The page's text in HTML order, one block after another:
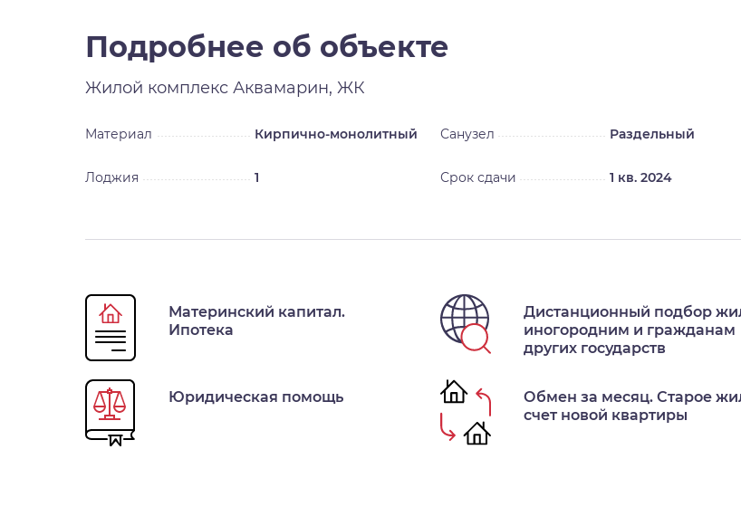
Подробнее об объекте
Жилой комплекс Аквамарин, ЖК
Материал Кирпично-монолитный Санузел Раздельный
Лоджия 1 Срок сдачи 1 кв. 2024
Материнский капитал.
Ипотека
Дистанционный подбор
иногородним и гражданам
других государств
Юридическая помощь
Обмен за месяц. Старое
счет новой квартиры